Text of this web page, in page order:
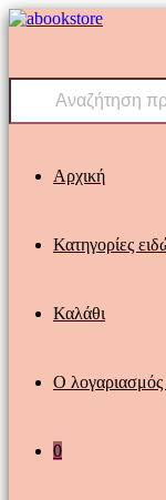
Skip
Products
Αρχική
Κατηγορίες
Καλάθι
Ο
0